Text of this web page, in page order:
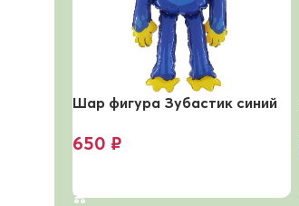
Шар фигура Зубастик синий
650 ₽